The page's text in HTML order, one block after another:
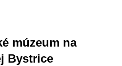
múzeum na
Bystrice